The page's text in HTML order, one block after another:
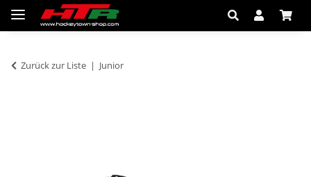
Zurück zur Liste Junior